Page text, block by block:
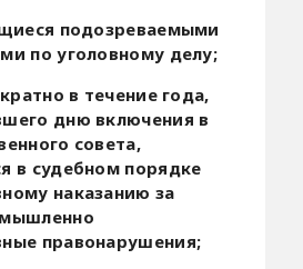
подозреваемыми
по уголовному делу;
в течение года,
дню включения в
совета,
в судебном порядке
наказанию за
правонарушения;